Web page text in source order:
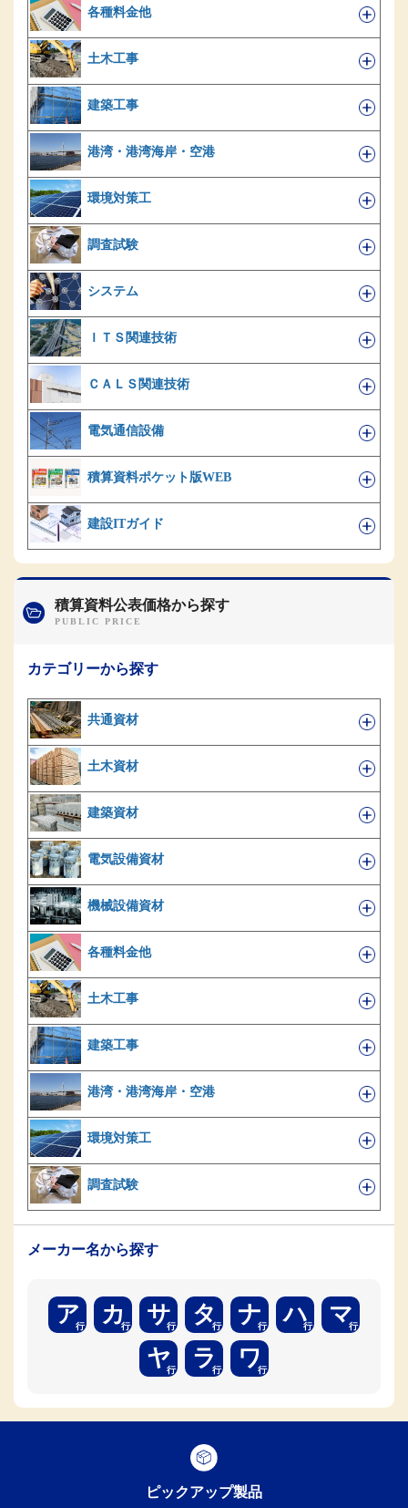
各種料金他
土木工事
建築工事
港湾・港湾海岸・空港
環境対策工
調査試験
システム
ＩＴＳ関連技術
ＣＡＬＳ関連技術
電気通信設備
積算資料ポケット版WEB
建設ITガイド
積算資料公表価格から探す
カテゴリーから探す
共通資材
土木資材
建築資材
電気設備資材
機械設備資材
各種料金他
土木工事
建築工事
港湾・港湾海岸・空港
環境対策工
調査試験
メーカー名から探す
ア カ サ タ ナ ハ
マ
ヤ
ラ ワ
ピックアップ製品